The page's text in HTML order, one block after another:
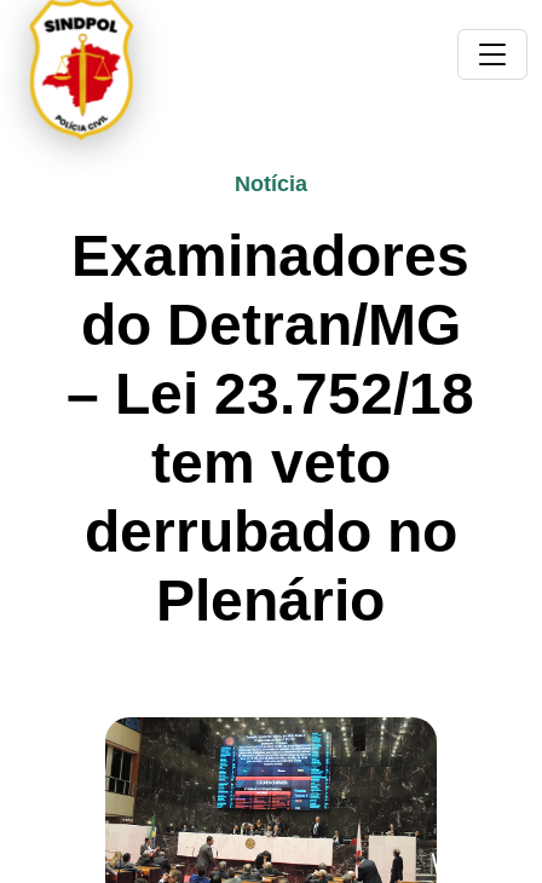
Notícia
Examinadores
do Detran/MG
– Lei 23.752/18
tem veto
derrubado no
Plenário